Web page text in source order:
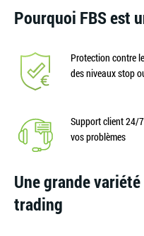
Pourquoi FBS est
Protection contre
des niveaux stop
Support client 24/
vos problèmes
Une grande
trading